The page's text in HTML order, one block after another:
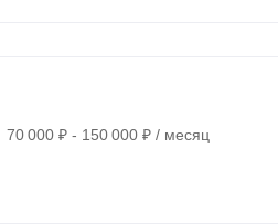
70 000 ₽ - 150 000 ₽ / месяц